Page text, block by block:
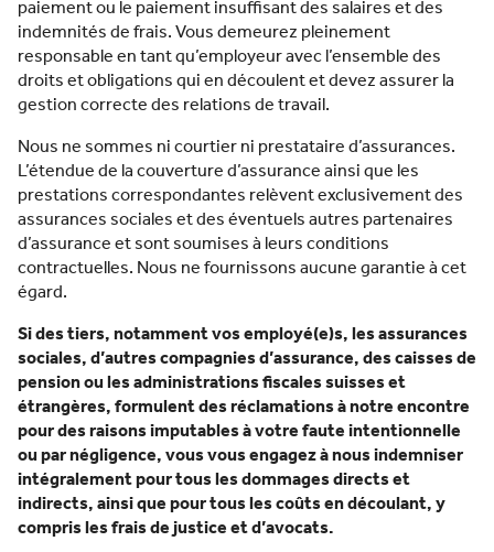
paiement ou le paiement insuffisant des salaires et des
indemnités de frais. Vous demeurez pleinement
responsable en tant qu’employeur avec l’ensemble des
droits et obligations qui en découlent et devez assurer la
gestion correcte des relations de travail.
Nous ne sommes ni courtier ni prestataire d’assurances.
L’étendue de la couverture d’assurance ainsi que les
prestations correspondantes relèvent exclusivement des
assurances sociales et des éventuels autres partenaires
d’assurance et sont soumises à leurs conditions
contractuelles. Nous ne fournissons aucune garantie à cet
égard.
Si des tiers, notamment vos employé(e)s, les assurances
sociales, d’autres compagnies d’assurance, des caisses de
pension ou les administrations fiscales suisses et
étrangères, formulent des réclamations à notre encontre
pour des raisons imputables à votre faute intentionnelle
ou par négligence, vous vous engagez à nous indemniser
intégralement pour tous les dommages directs et
indirects, ainsi que pour tous les coûts en découlant, y
compris les frais de justice et d’avocats.